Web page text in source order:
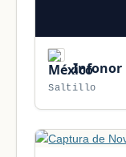
Infonor
Saltillo